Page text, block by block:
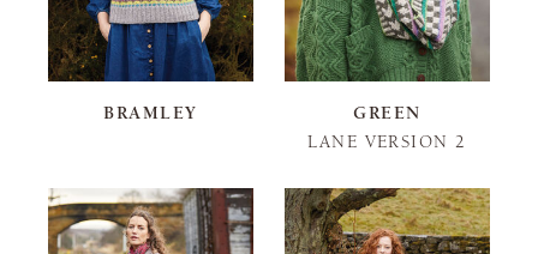
BRAMLEY
GREEN
LANE VERSION 2